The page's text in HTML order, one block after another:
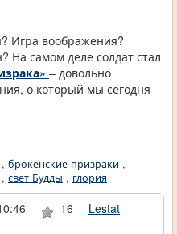
Игра воображения?
На самом деле солдат стал
– довольно
о который мы сегодня
, брокенские призраки ,
, свет Будды , глория
16
Lestat